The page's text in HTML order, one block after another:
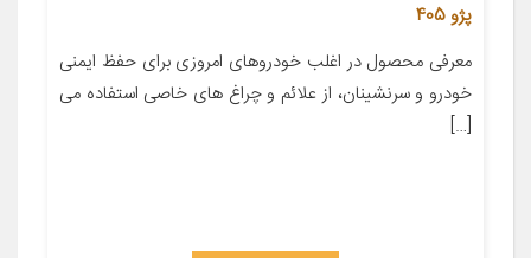
پژو 405
معرفی محصول در اغلب خودروهای امروزی برای حفظ ایمنی
خودرو و سرنشینان، از علائم و چراغ های خاصی استفاده می
[…]